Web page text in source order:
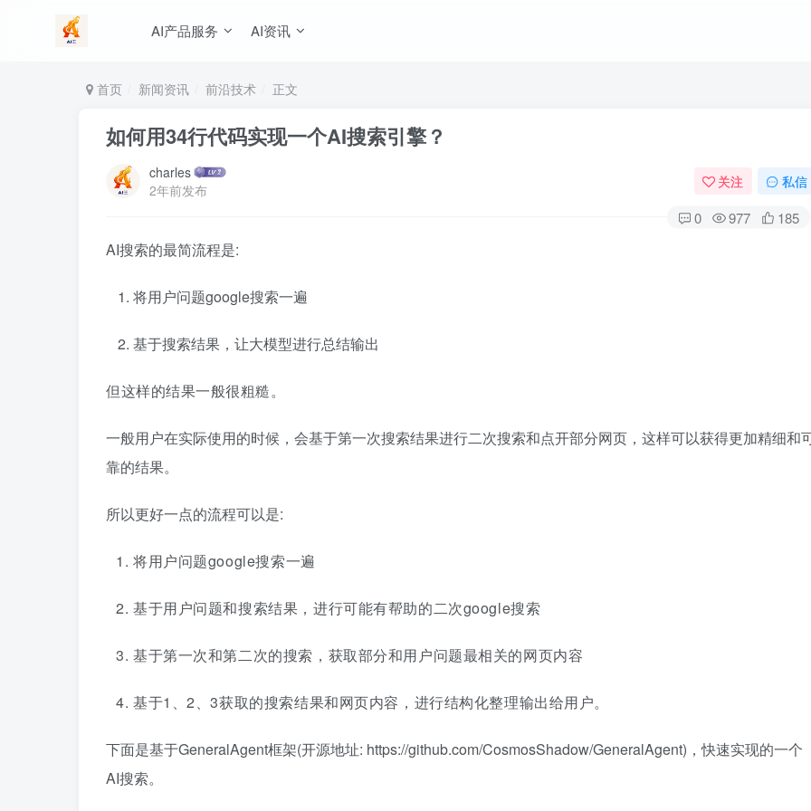
AI产品服务 AI资讯
首页 新闻资讯 前沿技术 正文
如何用34行代码实现一个AI搜索引擎？
charles
2年前发布
关注 私信
0 977 185
AI搜索的最简流程是:
将用户问题google搜索一遍
基于搜索结果，让大模型进行总结输出
但这样的结果一般很粗糙。
一般用户在实际使用的时候，会基于第一次搜索结果进行二次搜索和点开部分网页，这样可以获得更加精细和
靠的结果。
所以更好一点的流程可以是:
将用户问题google搜索一遍
基于用户问题和搜索结果，进行可能有帮助的二次google搜索
基于第一次和第二次的搜索，获取部分和用户问题最相关的网页内容
基于1、2、3获取的搜索结果和网页内容，进行结构化整理输出给用户。
下面是基于GeneralAgent框架(开源地址: https://github.com/CosmosShadow/GeneralAgent)，快速实现的一个
AI搜索。